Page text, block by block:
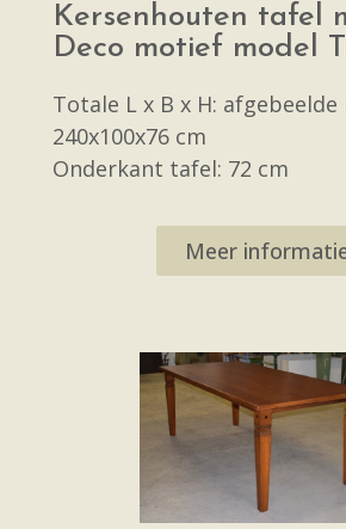
Kersenhouten tafel
Deco motief model
Totale L x B x H: afgebeelde
240x100x76 cm
Onderkant tafel: 72 cm
Meer